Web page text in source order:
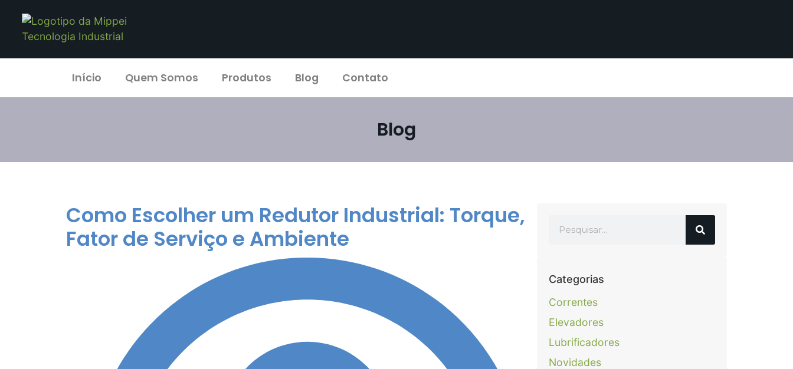
Início Quem Somos Produtos Blog Contato
Blog
Como Escolher um Redutor Industrial: Torque,
Fator de Serviço e Ambiente
Categorias
Correntes
Elevadores
Lubrificadores
Novidades